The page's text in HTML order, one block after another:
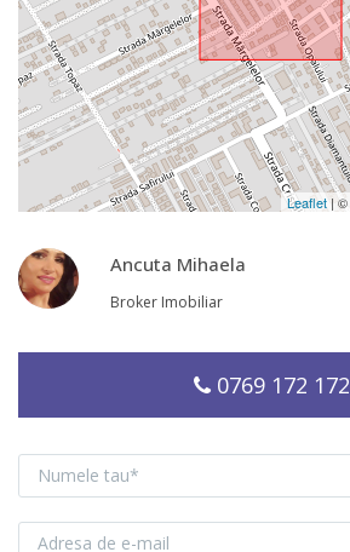
Leaflet | ©
Ancuta Mihaela
Broker Imobiliar
0769 172 172